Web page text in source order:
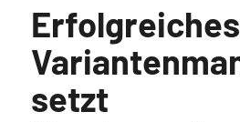
Erfolgreiches
setzt